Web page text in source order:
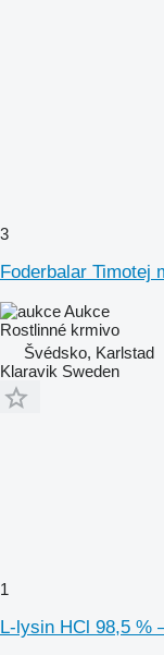
3
Foderbalar Timotej
Aukce
Rostlinné krmivo
Švédsko, Karlstad
Klaravik Sweden
1
L-lysin HCl 98,5 %